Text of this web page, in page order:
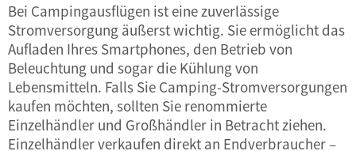
Bei Campingausflügen ist eine zuverlässige
Stromversorgung äußerst wichtig. Sie ermöglicht das
Aufladen Ihres Smartphones, den Betrieb von
Beleuchtung und sogar die Kühlung von
Lebensmitteln. Falls Sie Camping-Stromversorgungen
kaufen möchten, sollten Sie renommierte
Einzelhändler und Großhändler in Betracht ziehen.
Einzelhändler verkaufen direkt an Endverbraucher –